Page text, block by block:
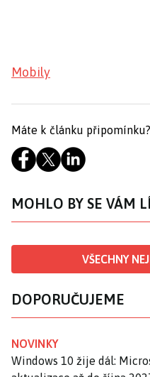
Mobily
Máte k článku připomínku?
MOHLO BY SE VÁM
VŠECHNY
DOPORUČUJEME
NOVINKY
Windows 10 žije dál: